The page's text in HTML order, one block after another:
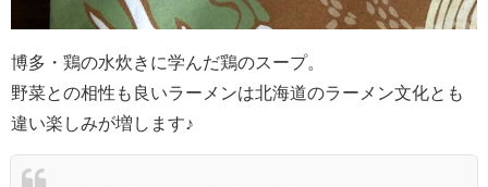
博多・鶏の水炊きに学んだ鶏のスープ。
野菜との相性も良いラーメンは北海道のラーメン文化とも
違い楽しみが増します♪